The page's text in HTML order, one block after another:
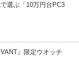
選ぶ「10万円台PC3
』限定ウオッチ